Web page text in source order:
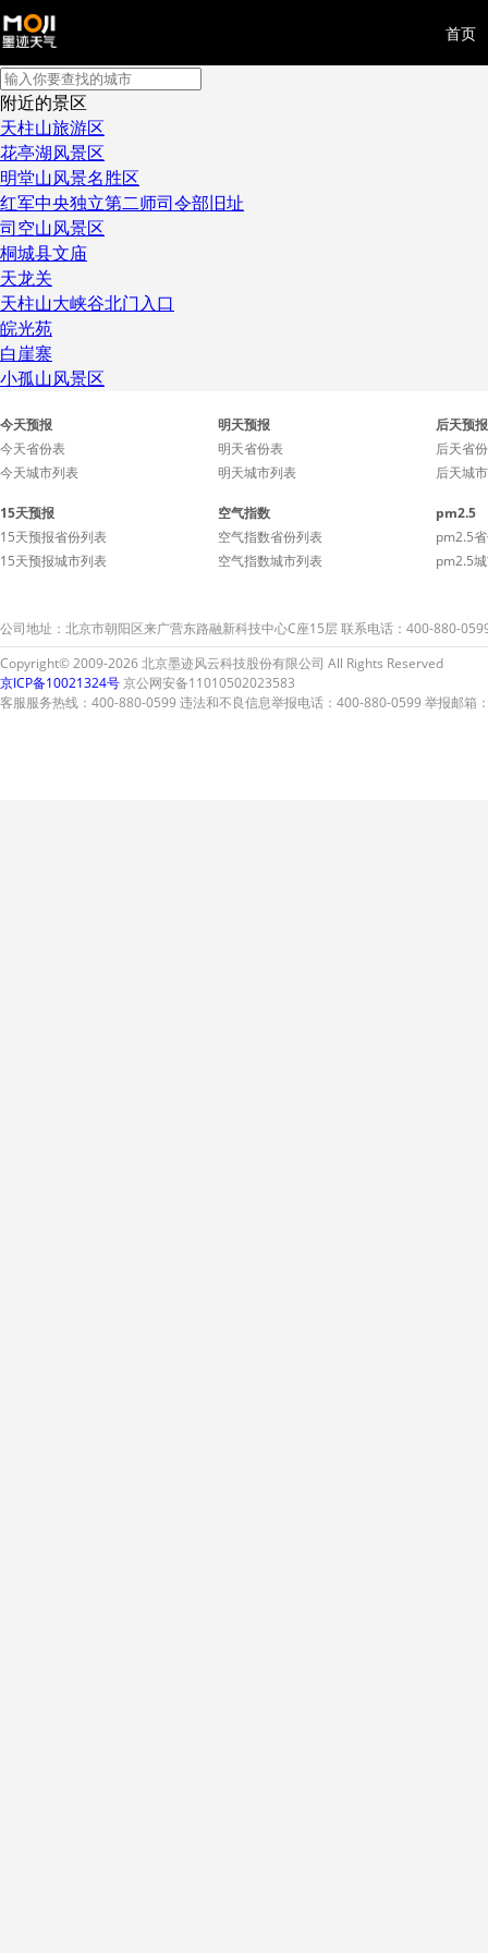
首页
附近的景区
天柱山旅游区
花亭湖风景区
明堂山风景名胜区
红军中央独立第二师司令部旧址
司空山风景区
桐城县文庙
天龙关
天柱山大峡谷北门入口
皖光苑
白崖寨
小孤山风景区
今天预报
今天省份表
今天城市列表
明天预报
明天省份表
明天城市列表
后天预报
后天省
后天城
15天预报
15天预报省份列表
15天预报城市列表
空气指数
空气指数省份列表
空气指数城市列表
pm2.5
pm2.5
pm2.5
公司地址：北京市朝阳区来广营东路融新科技中心C座15层 联系电话：400-880-
Copyright© 2009-2026 北京墨迹风云科技股份有限公司 All Rights Reserved
京ICP备10021324号京公网安备11010502023583
客服服务热线：400-880-0599 违法和不良信息举报电话：400-880-0599 举报邮箱